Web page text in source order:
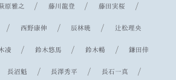
原雅之 / 藤川龍登 / 藤田実桜 /
/ 西野康伸 / 辰林暁 / 辻松理央
凌 /鈴木悠馬 /鈴木暢 /鎌田倖
長沼魁 / 長澤秀平 / 長石一真 /